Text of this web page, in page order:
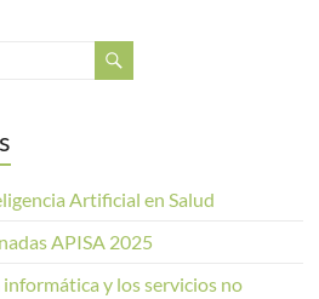
Artificial en Salud
APISA 2025
y los servicios no